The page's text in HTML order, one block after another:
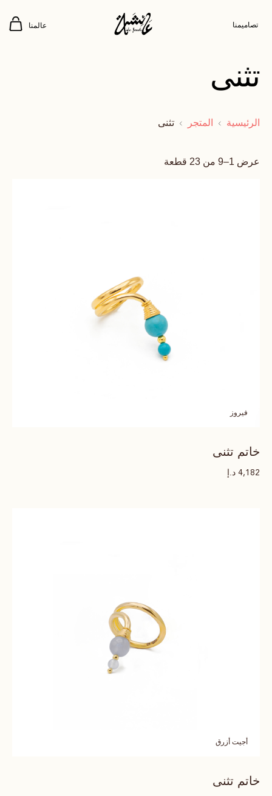
تصاميمنا عالمنا
تثنى
الرئيسية المتجر تثنى
عرض 1–9 من 23 قطعة
فيروز
خاتم تثنى
4,182 د.إ
أجيت أزرق
خاتم تثنى